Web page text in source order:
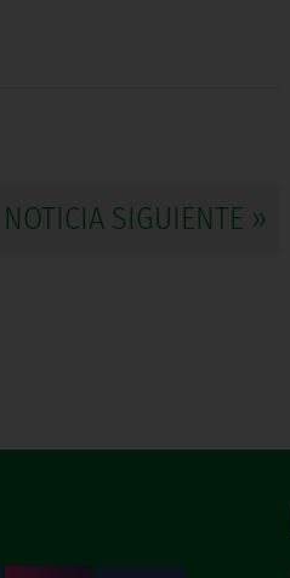
NOTICIA SIGUIENTE »